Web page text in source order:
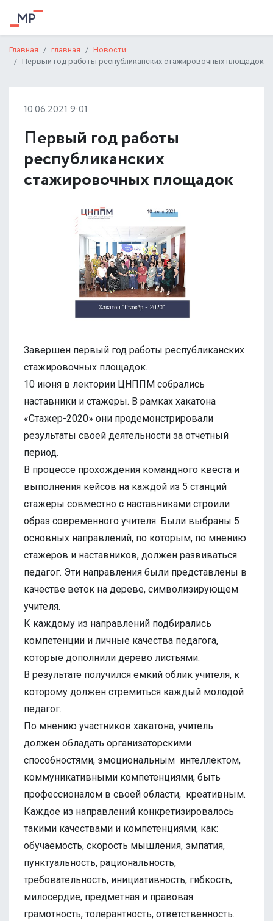
Главная главная
Новости
Первый год работы республиканских стажировочных площадок
10.06.2021 9:01
Первый год работы
республиканских
стажировочных площадок
Завершен первый год работы республиканских
стажировочных площадок.
10 июня в лектории ЦНППМ собрались
наставники и стажеры. В рамках хакатона
«Стажер-2020» они продемонстрировали
результаты своей деятельности за отчетный
период.
В процессе прохождения командного квеста и
выполнения кейсов на каждой из 5 станций
стажеры совместно с наставниками строили
образ современного учителя. Были выбраны 5
основных направлений, по которым, по мнению
стажеров и наставников, должен развиваться
педагог. Эти направления были представлены в
качестве веток на дереве, символизирующем
учителя.
К каждому из направлений подбирались
компетенции и личные качества педагога,
которые дополнили дерево листьями.
В результате получился емкий облик учителя, к
которому должен стремиться каждый молодой
педагог.
По мнению участников хакатона, учитель
должен обладать организаторскими
способностями, эмоциональным интеллектом,
коммуникативными компетенциями, быть
профессионалом в своей области, креативным.
Каждое из направлений конкретизировалось
такими качествами и компетенциями, как:
обучаемость, скорость мышления, эмпатия,
пунктуальность, рациональность,
требовательность, инициативность, гибкость,
милосердие, предметная и правовая
грамотность, толерантность, ответственность.